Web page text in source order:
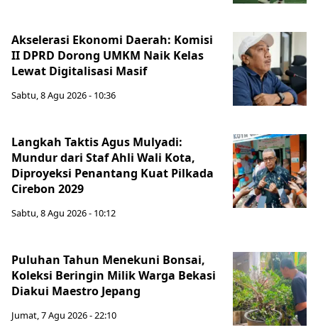
Akselerasi Ekonomi Daerah: Komisi
II DPRD Dorong UMKM Naik Kelas
Lewat Digitalisasi Masif
Sabtu, 8 Agu 2026 - 10:36
Langkah Taktis Agus Mulyadi:
Mundur dari Staf Ahli Wali Kota,
Diproyeksi Penantang Kuat Pilkada
Cirebon 2029
Sabtu, 8 Agu 2026 - 10:12
Puluhan Tahun Menekuni Bonsai,
Koleksi Beringin Milik Warga Bekasi
Diakui Maestro Jepang
Jumat, 7 Agu 2026 - 22:10